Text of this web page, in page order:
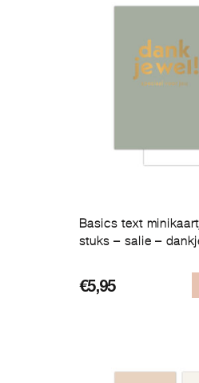
Basics text
stuks – salie –
€5,95